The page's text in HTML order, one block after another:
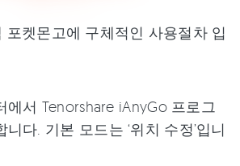
포켓몬고에 구체적인 사용절차 입
에서 Tenorshare iAnyGo 프로그
니다. 기본 모드는 ‘위치 수정’입니